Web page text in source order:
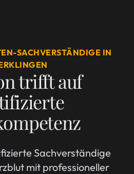
SACHVERSTÄNDIGE IN
trifft auf
Sachverständige
mit professioneller